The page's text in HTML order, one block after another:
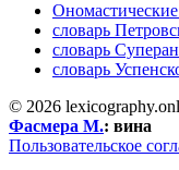
словарь
словарь
словарь
© 2026
Фасмера М.: вина
Пользовательское